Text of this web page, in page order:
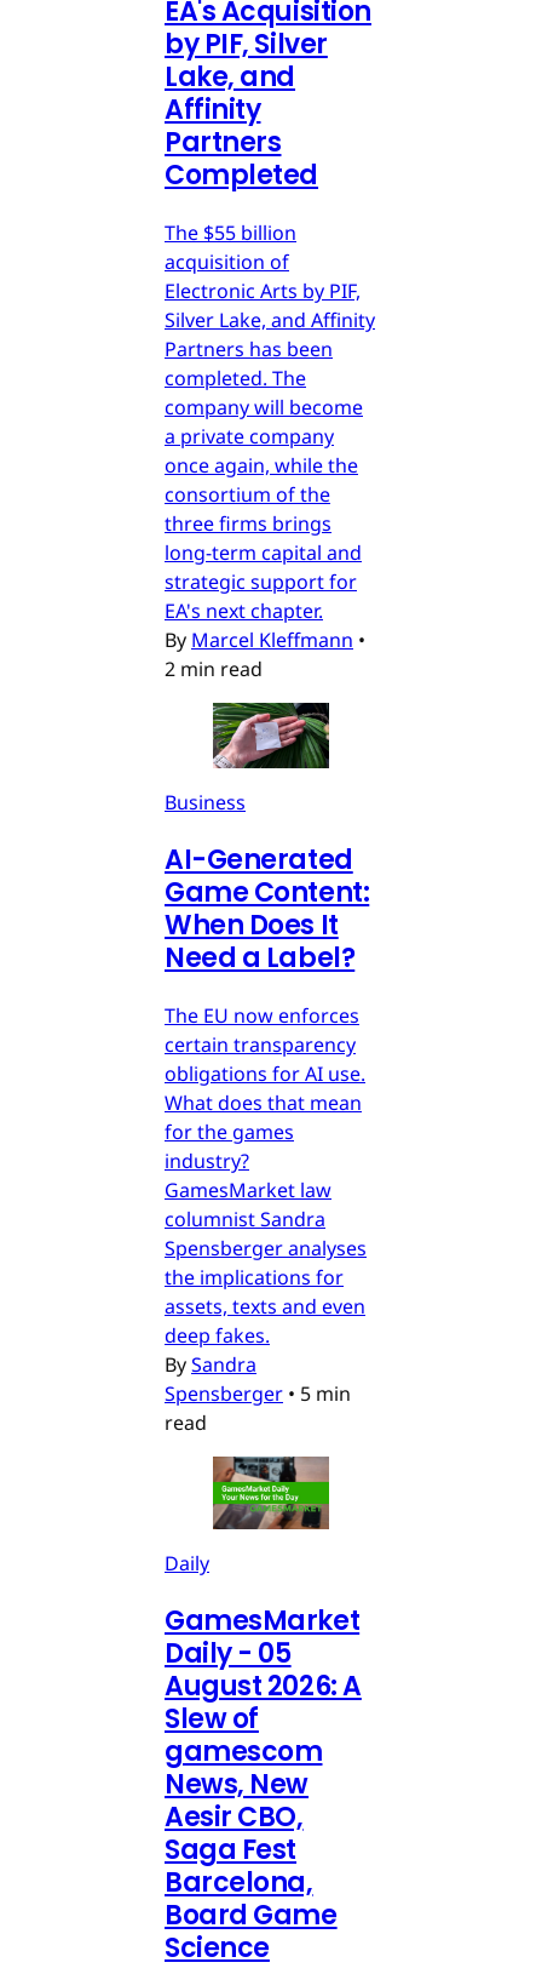
EA's Acquisition
by PIF, Silver
Lake, and
Affinity
Partners
Completed
The $55 billion
acquisition of
Electronic Arts by PIF,
Silver Lake, and Affinity
Partners has been
completed. The
company will become
a private company
once again, while the
consortium of the
three firms brings
long-term capital and
strategic support for
EA's next chapter.
By Marcel Kleffmann •
2 min read
Business
AI-Generated
Game Content:
When Does It
Need a Label?
The EU now enforces
certain transparency
obligations for AI use.
What does that mean
for the games
industry?
GamesMarket law
columnist Sandra
Spensberger analyses
the implications for
assets, texts and even
deep fakes.
BySandra
Spensberger • 5 min
read
Daily
GamesMarket
Daily - 05
August 2026: A
Slew of
gamescom
News, New
Aesir CBO,
Saga Fest
Barcelona,
Board Game
Science